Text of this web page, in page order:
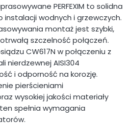
PERFEXIM to solidna
instalacji wodnych i grzewczych.
montaż jest szybki,
szczelność połączeń.
CW617N w połączeniu z
nierdzewnej AISI304
i odporność na korozję.
pierścieniami
wysokiej jakości materiały
spełnia wymagania